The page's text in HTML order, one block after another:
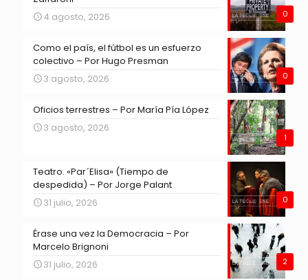
0
4 agosto, 2026
0
Como el país, el fútbol es un esfuerzo
colectivo – Por Hugo Presman
3 agosto, 2026
1
Oficios terrestres – Por María Pía López
3 agosto, 2026
0
Teatro. «Par´Elisa» (Tiempo de
despedida) – Por Jorge Palant
31 julio, 2026
2
Érase una vez la Democracia – Por
Marcelo Brignoni
31 julio, 2026